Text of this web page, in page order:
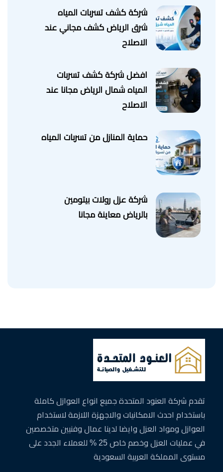
شركة كشف تسربات المياه
شرق الرياض كشف مجاني عند
الاصلاح
افضل شركة كشف تسربات
المياه شمال الرياض مجانا عند
الاصلاح
حماية المنازل من تسربات المياه
شركة عزل رولات بيتومين
بالرياض معاينة مجانا
تقدم شركة العنود المتحدة جميع انواع العوازل كاملة
باستخدام احدث الامكانيات والاجهزة اللازمة لاستخدام
العوازل ومواد العزل وايضا لدينا عمال وفنيين متخصصين
في عمليات العزل وخصم خاص 25 % للعملاء الجدد على
مستوى المملكة العربية السعودية